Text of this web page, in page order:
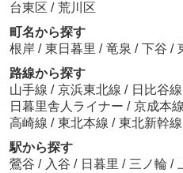
台東区 / 荒川区
町名から探す
根岸 / 東日暮里 / 竜泉 / 下谷 /
路線から探す
山手線 / 京浜東北線 / 日比谷線
日暮里舎人ライナー / 京成本線
高崎線 / 東北本線 / 東北新幹線
駅から探す
鶯谷 / 入谷 / 日暮里 / 三ノ輪 /